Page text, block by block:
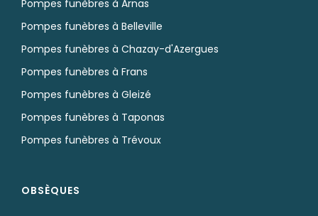
Pompes funèbres à Arnas
Pompes funèbres à Belleville
Pompes funèbres à Chazay-d'Azergues
Pompes funèbres à Frans
Pompes funèbres à Gleizé
Pompes funèbres à Taponas
Pompes funèbres à Trévoux
OBSÈQUES